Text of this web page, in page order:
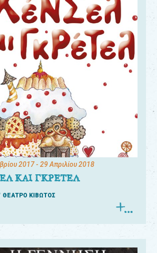
2017- 29 Απριλίου 2018
ΚΑΙ ΓΚΡΕΤΕΛ
ΘΕΑΤΡΟ ΚΙΒΩΤΟΣ